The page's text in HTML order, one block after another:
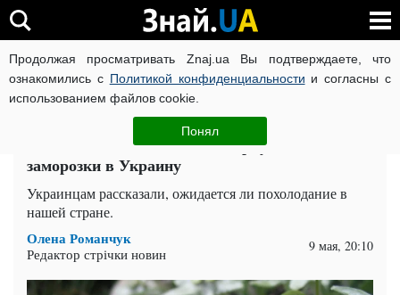
Продолжая просматривать Znaj.ua Вы подтверждаете, что
ознакомились с Политикой конфиденциальности и согласны с
использованием файлов cookie.
Понял
ВОЙНА РОССИИ ПРОТИВ УКРАИНЫ КОРОНАВИРУС В
ЧИТАТИ УКРАЇНСЬКОЮ
Зима еще не закончилась? Вернутся ли
заморозки в Украину
Украинцам рассказали, ожидается ли похолодание в
нашей стране.
Олена Романчук
Редактор стрічки новин 9 мая, 20:10